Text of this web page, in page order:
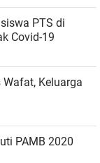
PTS di
Covid-19
Keluarga
PAMB 2020